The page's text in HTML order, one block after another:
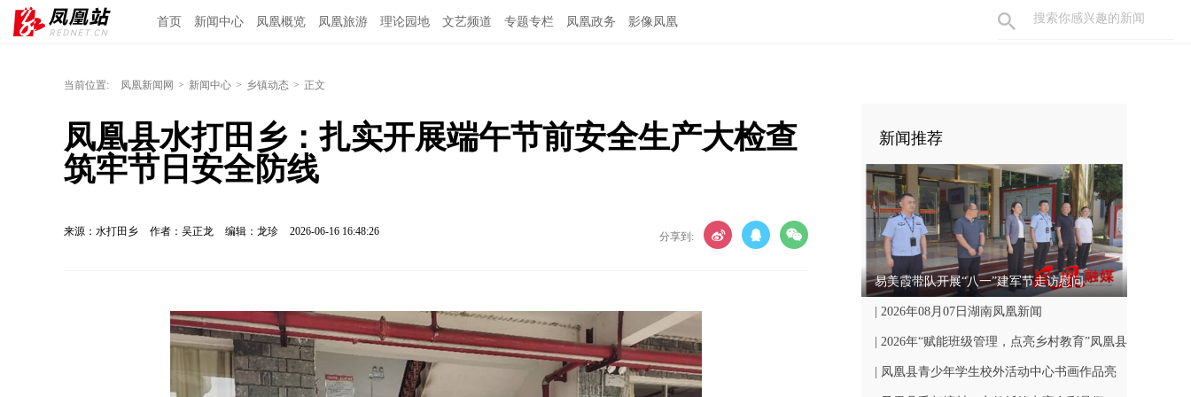
首页 新闻中心 凤凰概览 凤凰旅游 理论园地 文艺频道 专题专栏 凤凰政务 影像凤凰
当前位置: 凤凰新闻网 > 新闻中心 > 乡镇动态 > 正文
凤凰县水打田乡：扎实开展端午节前安全生产大检查
筑牢节日安全防线
来源：水打田乡 作者：吴正龙 编辑：龙珍 2026-06-16 16:48:26 分享到:
新闻推荐
易美霞带队开展“八一”建军节走访慰问
| 2026年08月07日湖南凤凰新闻
| 2026年“赋能班级管理，点亮乡村教育”凤凰县
中小学骨干班主任国培计划开班仪式顺利举行
| 凤凰县青少年学生校外活动中心书画作品亮